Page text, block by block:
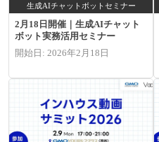
生成AIチャットボットセミナー
2月18日開催｜生成AIチャット
ボット実務活用セミナー
開始日: 2026年2月18日